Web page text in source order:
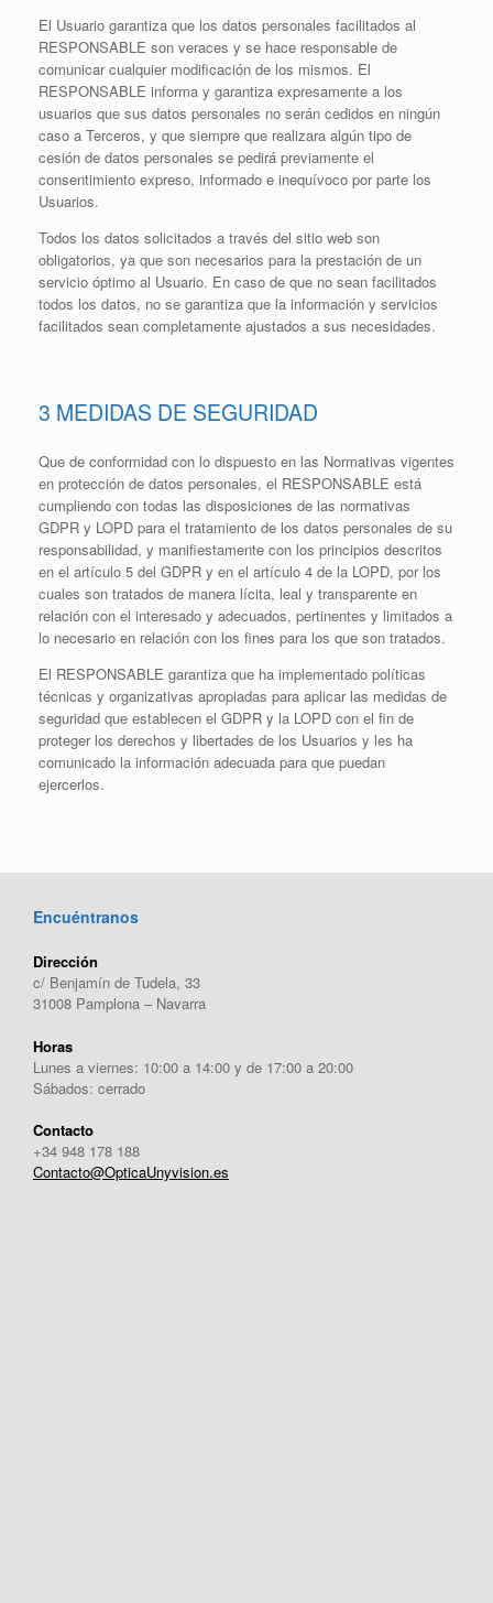
El Usuario garantiza que los datos personales facilitados al
RESPONSABLE son veraces y se hace responsable de
comunicar cualquier modificación de los mismos. El
RESPONSABLE informa y garantiza expresamente a los
usuarios que sus datos personales no serán cedidos en ningún
caso a Terceros, y que siempre que realizara algún tipo de
cesión de datos personales se pedirá previamente el
consentimiento expreso, informado e inequívoco por parte los
Usuarios.
Todos los datos solicitados a través del sitio web son
obligatorios, ya que son necesarios para la prestación de un
servicio óptimo al Usuario. En caso de que no sean facilitados
todos los datos, no se garantiza que la información y servicios
facilitados sean completamente ajustados a sus necesidades.
3 MEDIDAS DE SEGURIDAD
Que de conformidad con lo dispuesto en las Normativas vigentes
en protección de datos personales, el RESPONSABLE está
cumpliendo con todas las disposiciones de las normativas
GDPR y LOPD para el tratamiento de los datos personales de su
responsabilidad, y manifiestamente con los principios descritos
en el artículo 5 del GDPR y en el artículo 4 de la LOPD, por los
cuales son tratados de manera lícita, leal y transparente en
relación con el interesado y adecuados, pertinentes y limitados a
lo necesario en relación con los fines para los que son tratados.
El RESPONSABLE garantiza que ha implementado políticas
técnicas y organizativas apropiadas para aplicar las medidas de
seguridad que establecen el GDPR y la LOPD con el fin de
proteger los derechos y libertades de los Usuarios y les ha
comunicado la información adecuada para que puedan
ejercerlos.
Encuéntranos
Dirección
c/ Benjamín de Tudela, 33
31008 Pamplona – Navarra
Horas
Lunes a viernes: 10:00 a 14:00 y de 17:00 a 20:00
Sábados: cerrado
Contacto
+34 948 178 188
Contacto@OpticaUnyvision.es